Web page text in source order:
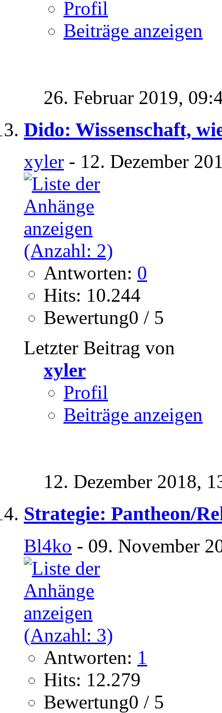
Profil
Beiträge anzeigen
26. Februar 2019,
Dido: Wissenschaft,
xyler - 12. Dezember
Antworten: 0
Hits: 10.244
Bewertung0 / 5
Letzter Beitrag von
xyler
Profil
Beiträge anzeigen
12. Dezember 2018,
Strategie: Pantheon/
Bl4ko - 09. November
Antworten: 1
Hits: 12.279
Bewertung0 / 5